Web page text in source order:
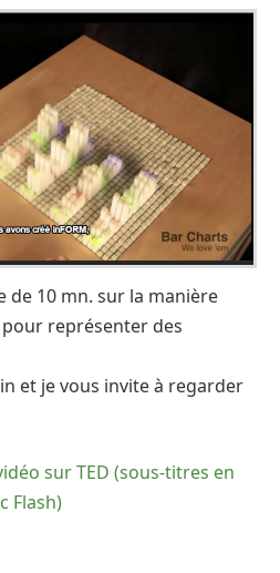
de 10 mn. sur la manière
représenter des
et je vous invite à regarder
sur TED (sous-titres en
Flash)